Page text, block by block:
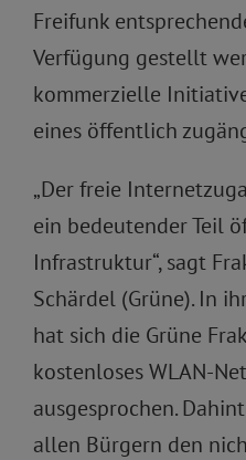
Freifunk
Verfügung gestellt
kommerzielle
eines öffentlich
„Der freie
ein bedeutender Teil
Infrastruktur“, sagt
Schärdel (Grüne). In
hat sich die Grüne
kostenloses WLAN-
ausgesprochen.
allen Bürgern den